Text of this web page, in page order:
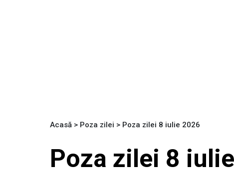
Acasă > Poza zilei > Poza zilei 8 iulie 2026
Poza zilei 8